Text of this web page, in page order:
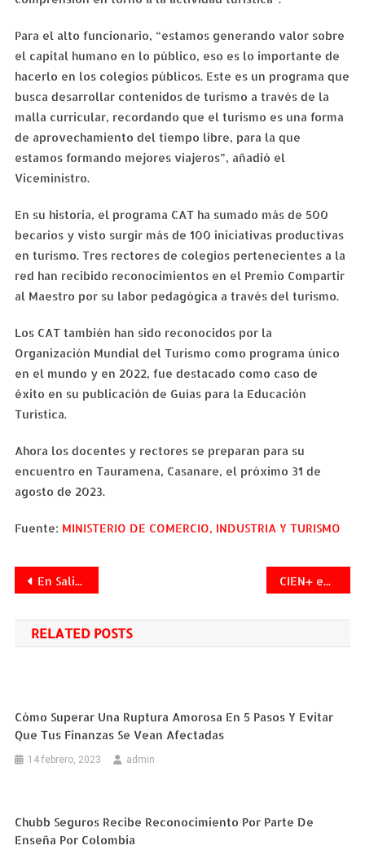
Para el alto funcionario, “estamos generando valor sobre
el capital humano en lo público, eso es lo importante de
hacerlo en los colegios públicos. Este es un programa que
busca desarrollar contenidos de turismo a través de la
malla curricular, recordando que el turismo es una forma
de aprovechamiento del tiempo libre, para la que
estamos formando mejores viajeros”, añadió el
Viceministro.
En su historia, el programa CAT ha sumado más de 500
becarios y visto surgir más de 100 iniciativas productivas
en turismo. Tres rectores de colegios pertenecientes a la
red han recibido reconocimientos en el Premio Compartir
al Maestro por su labor pedagógica a través del turismo.
Los CAT también han sido reconocidos por la
Organización Mundial del Turismo como programa único
en el mundo y en 2022, fue destacado como caso de
éxito en su publicación de Guías para la Educación
Turística.
Ahora los docentes y rectores se preparan para su
encuentro en Tauramena, Casanare, el próximo 31 de
agosto de 2023.
Fuente: MINISTERIO DE COMERCIO, INDUSTRIA Y TURISMO
Navegación
de
entradas
En Salitre Plaza la Sostenibilidad es un Compromiso CIEN+ empresa fundada por colombianos en Estados Unidos reconocida por Inc. 5000 como una de las compañías privadas de más rápido crecimiento en Norteamérica
RELATED POSTS
Cómo Superar Una Ruptura Amorosa En 5 Pasos Y Evitar
Que Tus Finanzas Se Vean Afectadas
14 febrero, 2023 admin
Chubb Seguros Recibe Reconocimiento Por Parte De
Enseña Por Colombia